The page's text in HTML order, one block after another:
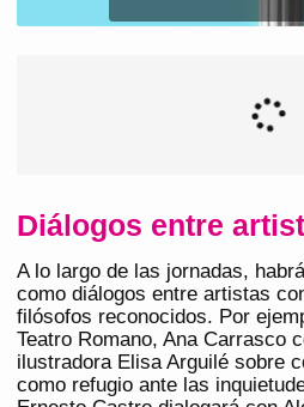
Diálogos entre
A lo largo de las jornadas,
como diálogos entre artistas
filósofos reconocidos. Por
Teatro Romano, Ana Carrasco
ilustradora Elisa Arguilé sobre
como refugio ante las